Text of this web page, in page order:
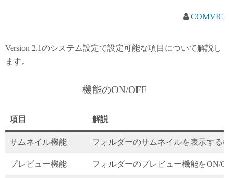
COMVIC
Version 2.1のシステム設定で設定可能な項目について解説し
ます。
機能のON/OFF
項目 解説
サムネイル機能 フォルダーのサムネイルを表示する
プレビュー機能 フォルダーのプレビュー機能をON/